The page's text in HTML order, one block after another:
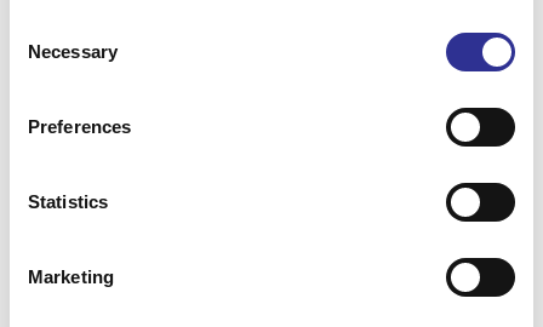
Selection
Necessary
Preferences
Statistics
Marketing